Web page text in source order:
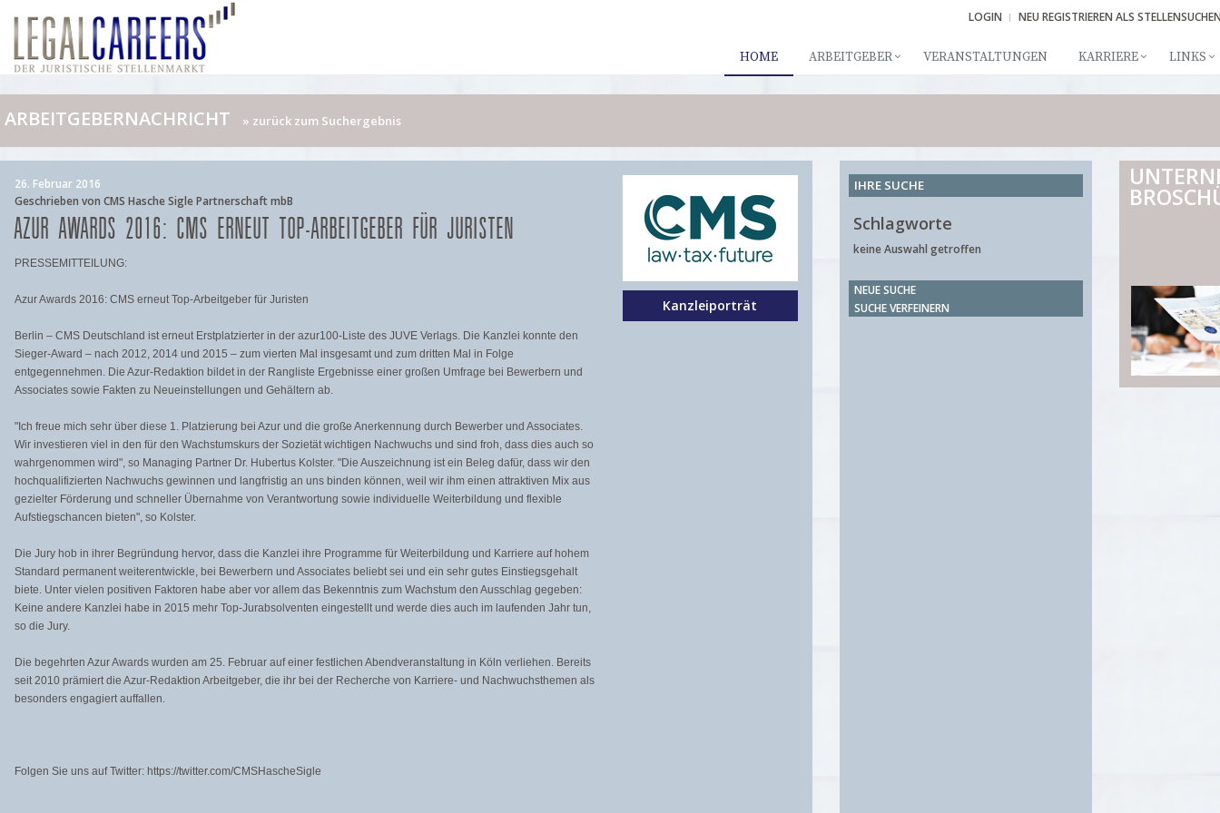
LOGIN NEU REGISTRIEREN ALS
HOME ARBEITGEBER VERANSTALTUNGEN KARRIERE LINKS
ARBEITGEBERNACHRICHT » zurück zum Suchergebnis
26. Februar 2016
Geschrieben von CMS Hasche Sigle Partnerschaft mbB
AZUR AWARDS 2016: CMS ERNEUT TOP-ARBEITGEBER FÜR JURISTEN
PRESSEMITTEILUNG:
Azur Awards 2016: CMS erneut Top-Arbeitgeber für Juristen
Berlin – CMS Deutschland ist erneut Erstplatzierter in der azur100-Liste des JUVE Verlags. Die Kanzlei konnte den
Sieger-Award – nach 2012, 2014 und 2015 – zum vierten Mal insgesamt und zum dritten Mal in Folge
entgegennehmen. Die Azur-Redaktion bildet in der Rangliste Ergebnisse einer großen Umfrage bei Bewerbern und
Associates sowie Fakten zu Neueinstellungen und Gehältern ab.
"Ich freue mich sehr über diese 1. Platzierung bei Azur und die große Anerkennung durch Bewerber und Associates.
Wir investieren viel in den für den Wachstumskurs der Sozietät wichtigen Nachwuchs und sind froh, dass dies auch so
wahrgenommen wird", so Managing Partner Dr. Hubertus Kolster. "Die Auszeichnung ist ein Beleg dafür, dass wir den
hochqualifizierten Nachwuchs gewinnen und langfristig an uns binden können, weil wir ihm einen attraktiven Mix aus
gezielter Förderung und schneller Übernahme von Verantwortung sowie individuelle Weiterbildung und flexible
Aufstiegschancen bieten", so Kolster.
Die Jury hob in ihrer Begründung hervor, dass die Kanzlei ihre Programme für Weiterbildung und Karriere auf hohem
Standard permanent weiterentwickle, bei Bewerbern und Associates beliebt sei und ein sehr gutes Einstiegsgehalt
biete. Unter vielen positiven Faktoren habe aber vor allem das Bekenntnis zum Wachstum den Ausschlag gegeben:
Keine andere Kanzlei habe in 2015 mehr Top-Jurabsolventen eingestellt und werde dies auch im laufenden Jahr tun,
so die Jury.
Die begehrten Azur Awards wurden am 25. Februar auf einer festlichen Abendveranstaltung in Köln verliehen. Bereits
seit 2010 prämiert die Azur-Redaktion Arbeitgeber, die ihr bei der Recherche von Karriere- und Nachwuchsthemen als
besonders engagiert auffallen.
Folgen Sie uns auf Twitter: https://twitter.com/CMSHascheSigle
Kanzleiporträt
IHRE SUCHE
Schlagworte
keine Auswahl getroffen
NEUE SUCHE
SUCHE VERFEINERN